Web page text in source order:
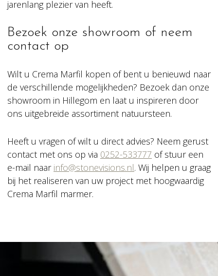
jarenlang plezier van heeft.
Bezoek onze showroom of neem
contact op
Wilt u Crema Marfil kopen of bent u benieuwd naar
de verschillende mogelijkheden? Bezoek dan onze
showroom in Hillegom en laat u inspireren door
ons uitgebreide assortiment natuursteen.
Heeft u vragen of wilt u direct advies? Neem gerust
contact met ons op via 0252-533777 of stuur een
e-mail naar info@stonevisions.nl. Wij helpen u graag
bij het realiseren van uw project met hoogwaardig
Crema Marfil marmer.